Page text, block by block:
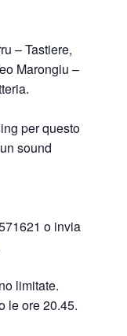
– Tastiere,
Marongiu –
per questo
sound
o invia
limitate.
le ore 20.45.